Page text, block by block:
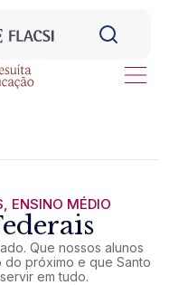
, ENSINO MÉDIO
Que nossos alunos
do próximo e que Santo
em tudo.